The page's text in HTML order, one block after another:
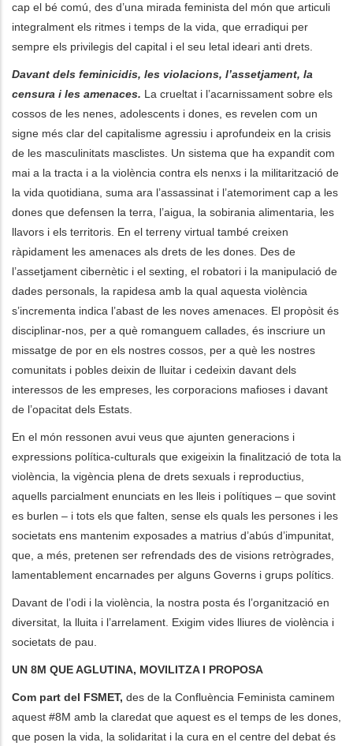
cap el bé comú, des d’una mirada feminista del món que articuli
integralment els ritmes i temps de la vida, que erradiqui per
sempre els privilegis del capital i el seu letal ideari anti drets.
Davant dels feminicidis, les violacions, l’assetjament, la
censura i les amenaces. La crueltat i l’acarnissament sobre els
cossos de les nenes, adolescents i dones, es revelen com un
signe més clar del capitalisme agressiu i aprofundeix en la crisis
de les masculinitats masclistes. Un sistema que ha expandit com
mai a la tracta i a la violència contra els nenxs i la militarització de
la vida quotidiana, suma ara l’assassinat i l’atemoriment cap a les
dones que defensen la terra, l’aigua, la sobirania alimentaria, les
llavors i els territoris. En el terreny virtual també creixen
ràpidament les amenaces als drets de les dones. Des de
l’assetjament cibernètic i el sexting, el robatori i la manipulació de
dades personals, la rapidesa amb la qual aquesta violència
s’incrementa indica l’abast de les noves amenaces. El propòsit és
disciplinar-nos, per a què romanguem callades, és inscriure un
missatge de por en els nostres cossos, per a què les nostres
comunitats i pobles deixin de lluitar i cedeixin davant dels
interessos de les empreses, les corporacions mafioses i davant
de l’opacitat dels Estats.
En el món ressonen avui veus que ajunten generacions i
expressions política-culturals que exigeixin la finalització de tota la
violència, la vigència plena de drets sexuals i reproductius,
aquells parcialment enunciats en les lleis i polítiques – que sovint
es burlen – i tots els que falten, sense els quals les persones i les
societats ens mantenim exposades a matrius d’abús d’impunitat,
que, a més, pretenen ser refrendads des de visions retrògrades,
lamentablement encarnades per alguns Governs i grups polítics.
Davant de l’odi i la violència, la nostra posta és l’organització en
diversitat, la lluita i l’arrelament. Exigim vides lliures de violència i
societats de pau.
UN 8M QUE AGLUTINA, MOVILITZA I PROPOSA
Com part del FSMET, des de la Confluència Feminista caminem
aquest #8M amb la claredat que aquest es el temps de les dones,
que posen la vida, la solidaritat i la cura en el centre del debat és